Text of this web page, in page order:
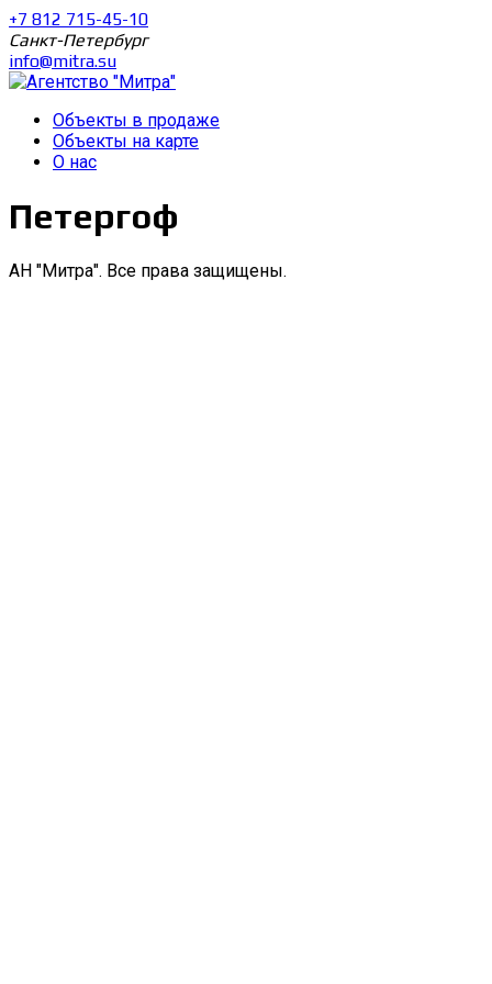
+7 812 715-45-10
Санкт-Петербург
info@mitra.su
Объекты в продаже
Объекты на карте
О нас
Петергоф
АН "Митра". Все права защищены.